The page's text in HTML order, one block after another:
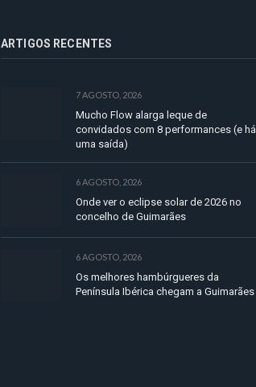
ARTIGOS RECENTES
7 AGOSTO, 2026
Mucho Flow alarga leque de
convidados com 8 performances (e há
uma saída)
6 AGOSTO, 2026
Onde ver o eclipse solar de 2026 no
concelho de Guimarães
6 AGOSTO, 2026
Os melhores hambúrgueres da
Península Ibérica chegam a Guimarães